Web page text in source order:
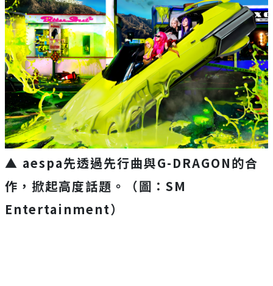
▲ aespa先透過先行曲與G-DRAGON的合
作，掀起高度話題。（圖：SM
Entertainment）